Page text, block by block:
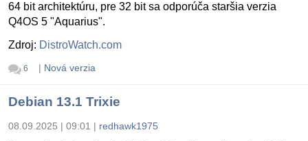
64 bit architektúru, pre 32 bit sa odporúča staršia verzia
Q4OS 5 "Aquarius".
Zdroj: DistroWatch.com
6 | Nová verzia
Debian 13.1 Trixie
08.09.2025 | 09:01 | redhawk1975